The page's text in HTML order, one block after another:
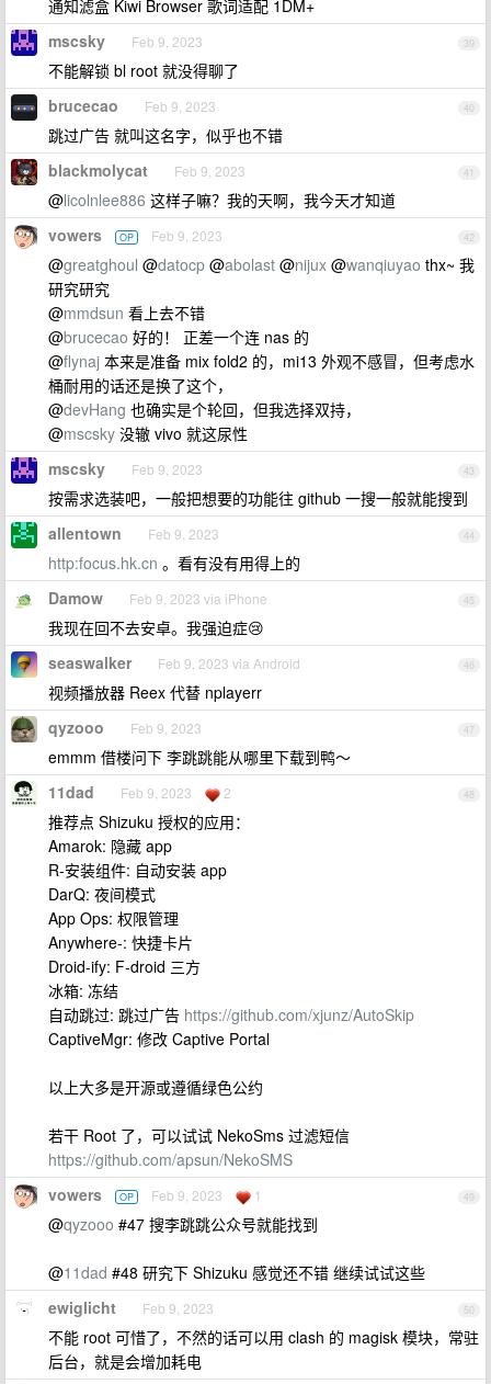
通知滤盒 Kiwi Browser 歌词适配 1DM+
39
mscsky Feb 9, 2023
不能解锁 bl root 就没得聊了
40
brucecao Feb 9, 2023
跳过广告 就叫这名字，似乎也不错
41
blackmolycat Feb 9, 2023
@licolnlee886 这样子嘛？我的天啊，我今天才知道
42
vowers OP Feb 9, 2023
@greatghoul @datocp @abolast @nijux @wanqiuyao thx~ 我
研究研究
@mmdsun 看上去不错
@brucecao 好的！ 正差一个连 nas 的
@flynaj 本来是准备 mix fold2 的，mi13 外观不感冒，但考虑水
桶耐用的话还是换了这个，
@devHang 也确实是个轮回，但我选择双持，
@mscsky 没辙 vivo 就这尿性
43
mscsky Feb 9, 2023
按需求选装吧，一般把想要的功能往 github 一搜一般就能搜到
44
allentown Feb 9, 2023
http:focus.hk.cn 。看有没有用得上的
45
Damow Feb 9, 2023 via iPhone
我现在回不去安卓。我强迫症😢
46
seaswalker Feb 9, 2023 via Android
视频播放器 Reex 代替 nplayerr
47
qyzooo Feb 9, 2023
emmm 借楼问下 李跳跳能从哪里下载到鸭～
48
11dad Feb 9, 2023 2
推荐点 Shizuku 授权的应用：
Amarok: 隐藏 app
R-安装组件: 自动安装 app
DarQ: 夜间模式
App Ops: 权限管理
Anywhere-: 快捷卡片
Droid-ify: F-droid 三方
冰箱: 冻结
自动跳过: 跳过广告 https://github.com/xjunz/AutoSkip
CaptiveMgr: 修改 Captive Portal
以上大多是开源或遵循绿色公约
若干 Root 了，可以试试 NekoSms 过滤短信
https://github.com/apsun/NekoSMS
49
vowers OP Feb 9, 2023 1
@qyzooo #47 搜李跳跳公众号就能找到
@11dad #48 研究下 Shizuku 感觉还不错 继续试试这些
50
ewiglicht Feb 9, 2023
不能 root 可惜了，不然的话可以用 clash 的 magisk 模块，常驻
后台，就是会增加耗电